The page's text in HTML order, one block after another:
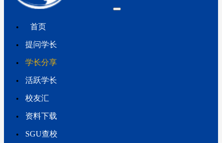
首页
提问学长
学长分享
活跃学长
校友汇
资料下载
SGU查校